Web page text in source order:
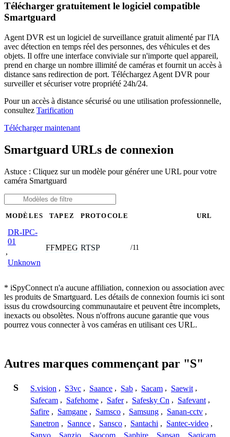
Télécharger gratuitement le logiciel compatible
Smartguard
Agent DVR est un logiciel de surveillance gratuit alimenté par l'IA
avec détection en temps réel des personnes, des véhicules et des
objets. Il offre une interface conviviale sur n'importe quel appareil,
prend en charge un nombre illimité de caméras et fournit un accès à
distance sans redirection de port. Téléchargez Agent DVR pour
surveiller et sécuriser votre propriété 24h/24.
Pour un accès à distance sécurisé ou une utilisation professionnelle,
consultez Tarification
Télécharger maintenant
Smartguard URLs de connexion
Astuce : Cliquez sur un modèle pour générer une URL pour votre
caméra Smartguard
MODÈLES TAPEZ PROTOCOLE URL
DR-IPC-
01
,
Unknown
FFMPEG RTSP /11
* iSpyConnect n'a aucune affiliation, connexion ou association avec
les produits de Smartguard. Les détails de connexion fournis ici sont
issus du crowdsourcing communautaire et peuvent être incomplets,
inexacts ou obsolètes. Nous n'offrons aucune garantie que vous
pourrez vous connecter à vos caméras en utilisant ces URL.
Autres marques commençant par "S"
S S.vision , S3vc , Saance , Sab , Sacam , Saewit ,
Safecam , Safehome , Safer , Safesky Cn , Safevant ,
Safire , Samgane , Samsco , Samsung , Sanan-cctv ,
Sanetron , Sannce , Sansco , Santachi , Santec-video ,
Sanyo
Sanzio Saocom Saphire Sapsan Saqicam